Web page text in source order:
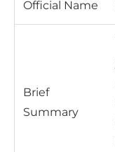
Official Name
Brief
Summary